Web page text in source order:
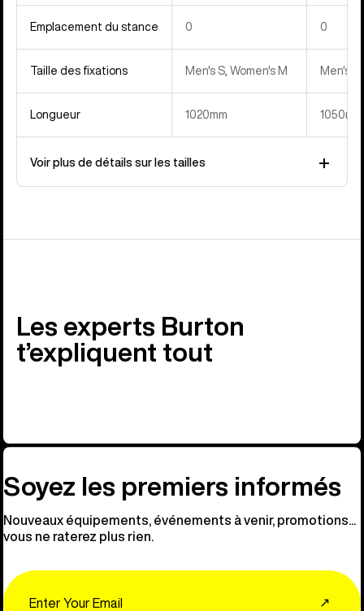
Emplacement du stance 0 0
Taille des fixations Men's S, Women's M Men's
Longueur 1020mm 1050mm
Voir plus de détails sur les tailles
Les experts Burton
t’expliquent tout
Soyez les premiers informés
Nouveaux équipements, événements à venir, promotions...
vous ne raterez plus rien.
↗